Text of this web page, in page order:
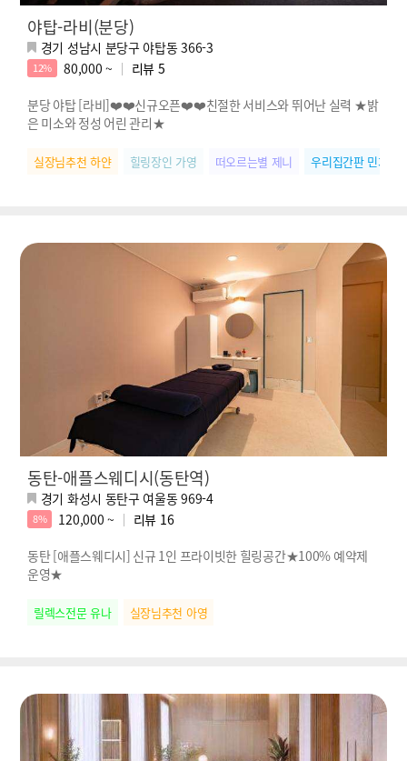
야탑-라비(분당)
경기 성남시 분당구 야탑동 366-3
12% 80,000 ~ 리뷰 5
분당 야탑 [라비]❤️❤️신규오픈❤️❤️친절한 서비스와 뛰어난 실력 ★밝
은 미소와 정성 어린 관리★
실장님추천 하얀 힐링장인 가영 떠오르는별 제니 우리집간판 민지
동탄-애플스웨디시(동탄역)
경기 화성시 동탄구 여울동 969-4
8% 120,000 ~ 리뷰 16
동탄 [애플스웨디시] 신규 1인 프라이빗한 힐링공간★100% 예약제
운영★
릴렉스전문 유나 실장님추천 아영